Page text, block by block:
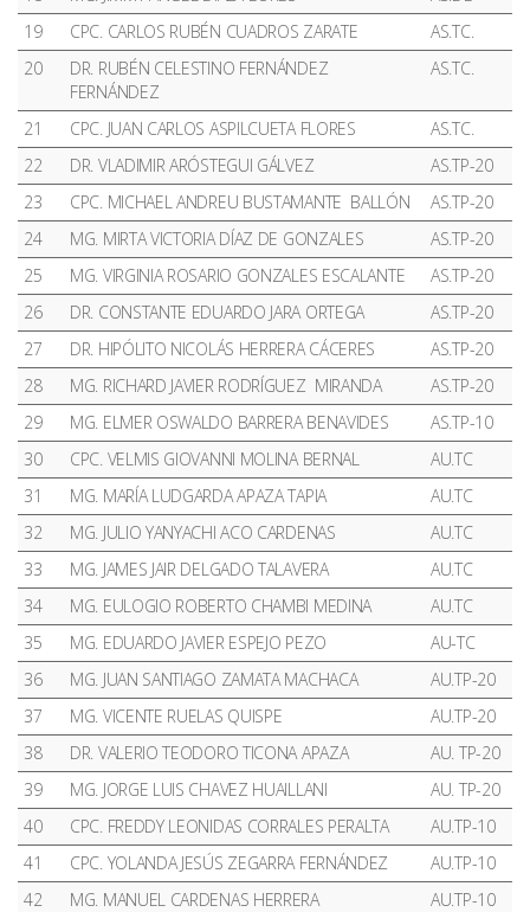
19
CPC. CARLOS RUBÉN CUADROS ZARATE
AS.TC.
20
DR. RUBÉN CELESTINO FERNÁNDEZ
FERNÁNDEZ
AS.TC.
21 CPC. JUAN CARLOS ASPILCUETA FLORES
AS.TC.
22
DR. VLADIMIR ARÓSTEGUI GÁLVEZ
AS.TP-20
23
CPC. MICHAEL ANDREU BUSTAMANTE BALLÓN
AS.TP-20
24
MG. MIRTA VICTORIA DÍAZ DE GONZALES
AS.TP-20
25
MG. VIRGINIA ROSARIO GONZALES ESCALANTE
AS.TP-20
26
DR. CONSTANTE EDUARDO JARA ORTEGA
AS.TP-20
27
DR. HIPÓLITO NICOLÁS HERRERA CÁCERES
AS.TP-20
28
MG. RICHARD JAVIER RODRÍGUEZ MIRANDA
AS.TP-20
29
MG. ELMER OSWALDO BARRERA BENAVIDES
AS.TP-10
30
CPC. VELMIS GIOVANNI MOLINA BERNAL
AU.TC
31
MG. MARÍA LUDGARDA APAZA TAPIA
AU.TC
32
MG. JULIO YANYACHI ACO CARDENAS
AU.TC
33
MG. JAMES JAIR DELGADO TALAVERA
AU.TC
34
MG. EULOGIO ROBERTO CHAMBI MEDINA
AU.TC
35
MG. EDUARDO JAVIER ESPEJO PEZO
AU-TC
36
MG. JUAN SANTIAGO ZAMATA MACHACA
AU.TP-20
37
MG. VICENTE RUELAS QUISPE
AU.TP-20
38
DR. VALERIO TEODORO TICONA APAZA
AU. TP-20
39
MG. JORGE LUIS CHAVEZ HUAILLANI
AU. TP-20
40
CPC. FREDDY LEONIDAS CORRALES PERALTA
AU.TP-10
41
CPC. YOLANDA JESÚS ZEGARRA FERNÁNDEZ
AU.TP-10
42
MG. MANUEL CARDENAS HERRERA
AU.TP-10